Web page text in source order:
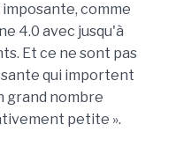
comme
4.0 avec jusqu'à
Et ce ne sont pas
qui importent
grand nombre
petite ».